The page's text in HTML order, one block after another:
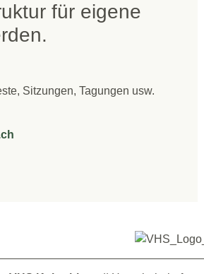
für eigene
Sitzungen, Tagungen usw.